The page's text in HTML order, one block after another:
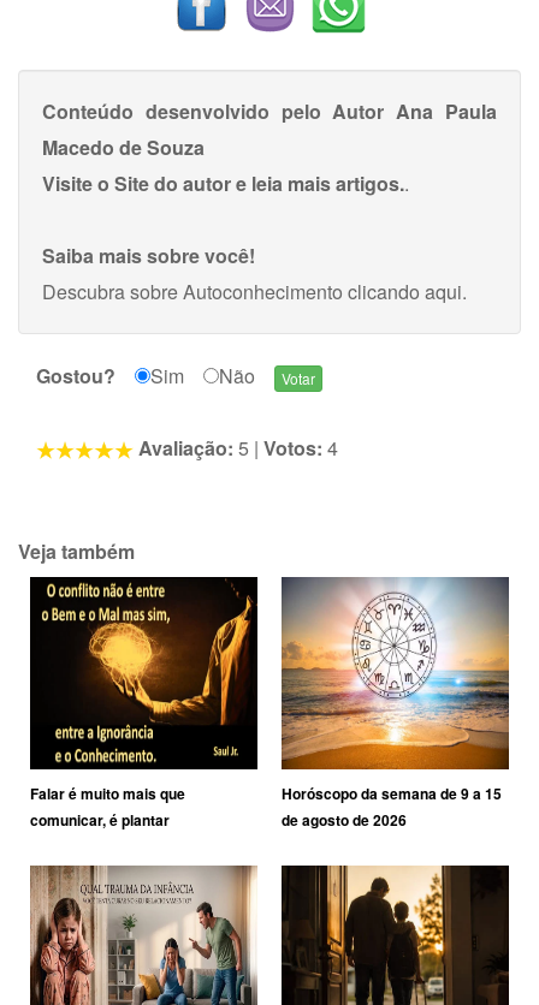
Conteúdo desenvolvido pelo AutorAna Paula
Macedo de Souza
Visite o Site do autor e leia mais artigos..
Saiba mais sobre você!
Descubra sobre Autoconhecimento clicando aqui.
Gostou? Sim Não
Avaliação: 5 | Votos: 4
Veja também
Falar é muito mais que
comunicar, é plantar
Horóscopo da semana de 9 a 15
de agosto de 2026